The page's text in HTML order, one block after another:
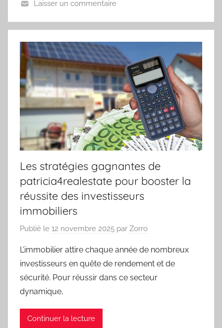
Laisser un commentaire
Les stratégies gagnantes de
patricia4realestate pour booster la
réussite des investisseurs
immobiliers
Publié le 12 novembre 2025 par Zorro
L’immobilier attire chaque année de nombreux
investisseurs en quête de rendement et de
sécurité. Pour réussir dans ce secteur
dynamique,
Continuer la lecture